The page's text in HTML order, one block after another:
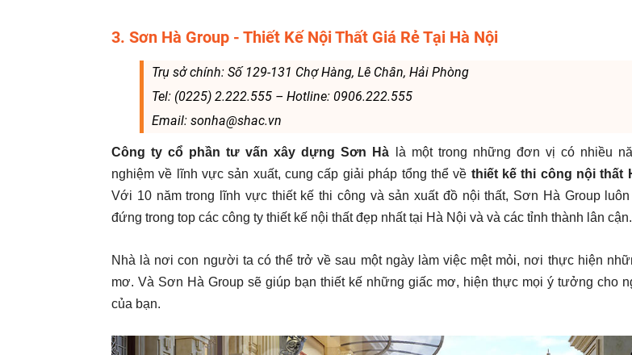
3. Sơn Hà Group - Thiết Kế Nội Thất Giá Rẻ Tại Hà Nội
Trụ sở chính: Số 129-131 Chợ Hàng, Lê Chân, Hải Phòng
Tel: (0225) 2.222.555 – Hotline: 0906.222.555
Email: sonha@shac.vn
Công ty cổ phần tư vấn xây dựng Sơn Hà là một trong những đơn vị có nhiều
nghiệm về lĩnh vực sản xuất, cung cấp giải pháp tổng thể về thiết kế thi công nội thất
Với 10 năm trong lĩnh vực thiết kế thi công và sản xuất đồ nội thất, Sơn Hà Group
đứng trong top các công ty thiết kế nội thất đẹp nhất tại Hà Nội và và các tỉnh thành lân cận.
Nhà là nơi con người ta có thể trở về sau một ngày làm việc mệt mỏi, nơi thực hiện
mơ. Và Sơn Hà Group sẽ giúp bạn thiết kế những giấc mơ, hiện thực mọi ý tưởng cho
của bạn.